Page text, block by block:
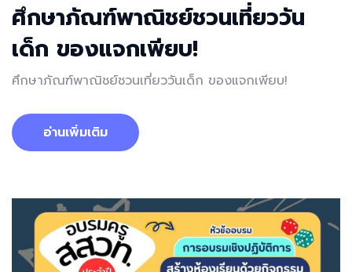
ศึกษาภัณฑ์พาณิชย์ชวนเที่ยววัน
เด็ก ของแจกเพียบ!
ศึกษาภัณฑ์พาณิชย์ชวนเที่ยววันเด็ก ของแจกเพียบ!
อ่านเพิ่มเติม